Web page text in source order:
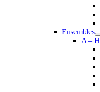
Ensembles
A – H